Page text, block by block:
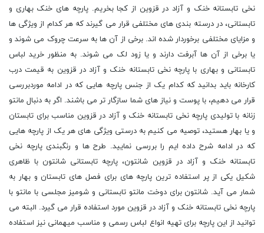
نخی تابستانه خنک و آزاد در قزوین از کجا بخریم. پارچه های خنک بهاری و
تابستانی، در درسته بندی های مختلفی قرار می گیرند که هر کدام از ویژگی ها
و مزایای مختلفی برخوردار شده اند. برخی از آن ها به سرعت چروک می شوند و
یا برخی از آن ها آبرفت دارند و یا زود لک می شوند. به منظور خرید لباس
تابستانی و بهاری با پارچه نخی تابستانه خنک و آزاد در قزوین به قیمت درب
کارخانه باید بدانید که کدام یک از جنس پارچه هایی که در ادامه موردبررسی
قرار می دهیم، با پوست و نیاز های شما سازگار تر می باشند. اگر به دنبال مانتو
زنانه با تولیدی پارچه نخی تابستانه خنک و آزاد در قزوین مناسب برای تابستان
و یا بهار هستید، توصیه می کنیم به درستی ویژگی های هر یک از پارچه هایی
که در ادامه شرح داده ایم را بررسی نمایید. طرح ها و رنگبندی پارچه نخی
تابستانه خنک و آزاد در قزوین شانتون، پارچه تابستانی شانتون با ظاهری
شکیل یکی از پر استفاده ترین پارچه های برای فصل های تابستان و بهار به
شمار می آید. شانتون برای دوخت مانتو تابستانی و شومیز مجلسی با مانتو با
پارچه نخی تابستانه خنک و آزاد در قزوین مورد استفاده قرار می گیرد. البته می
توانید از این پارچه برای تهیه انواع لباس رسمی و مناسب میهمانی نیز استفاده